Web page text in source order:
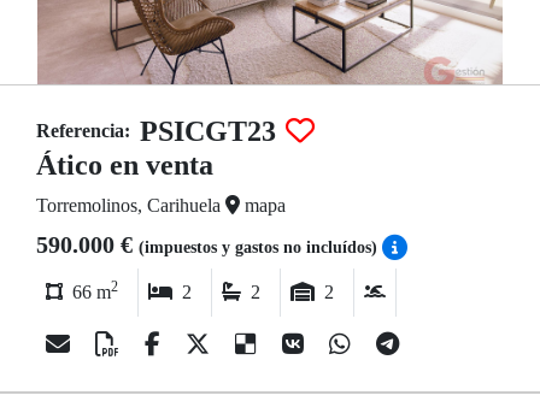
Referencia: PSICGT23
Ático en venta
Torremolinos, Carihuela mapa
590.000 € (impuestos y gastos no incluídos)
66 m2 2 2 2